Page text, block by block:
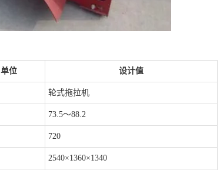
单位 设计值
轮式拖拉机
73.5～88.2
720
2540×1360×1340